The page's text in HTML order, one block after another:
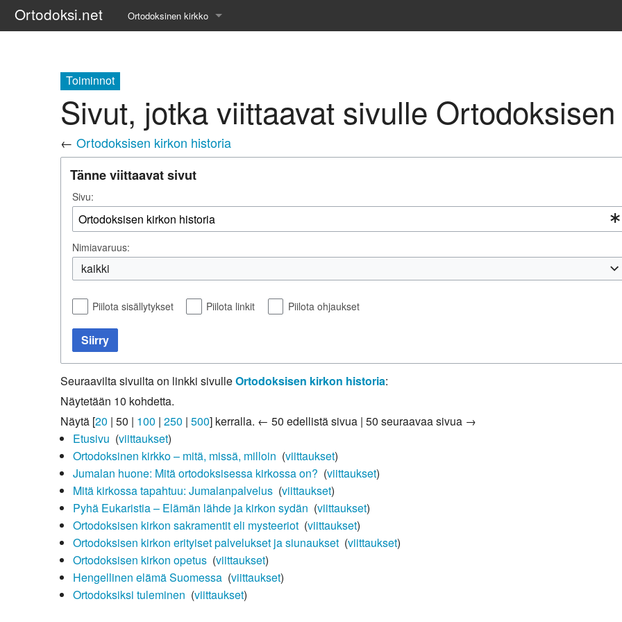
Ortodoksi.net Ortodoksinen kirkko
Opetuspuheet
Kirkkohistoria
Etiikka
Uskonoppi
Kirkkotaide
Suomen kirkko
Toiminnot
Sivut, jotka viittaavat sivulle
← Ortodoksisen kirkon historia
Tänne viittaavat sivut
Sivu:
Nimiavaruus:
kaikki
Piilota sisällytykset Piilota linkit Piilota ohjaukset
Siirry
Seuraavilta sivuilta on linkki sivulleOrtodoksisen kirkon historia:
Näytetään 10 kohdetta.
Näytä [20 | 50 | 100 | 250 | 500] kerralla. ← 50 edellistä sivua | 50 seuraavaa sivua →
Etusivu (viittaukset)
Ortodoksinen kirkko – mitä, missä, milloin (viittaukset)
Jumalan huone: Mitä ortodoksisessa kirkossa on? (viittaukset)
Mitä kirkossa tapahtuu: Jumalanpalvelus‎ (viittaukset)
Pyhä Eukaristia – Elämän lähde ja kirkon sydän (viittaukset)
Ortodoksisen kirkon sakramentit eli mysteeriot‎ (viittaukset)
Ortodoksisen kirkon erityiset palvelukset ja siunaukset‎ (viittaukset)
Ortodoksisen kirkon opetus‎ (viittaukset)
Hengellinen elämä Suomessa‎ (viittaukset)
Ortodoksiksi tuleminen (viittaukset)